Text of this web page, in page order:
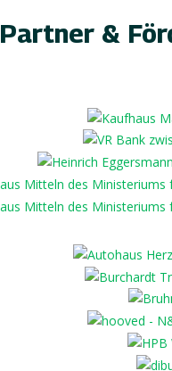
Partner &